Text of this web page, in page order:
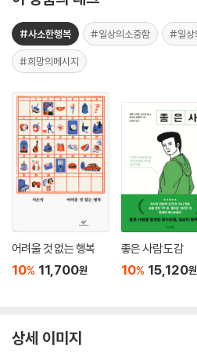
#사소한행복 #일상의소중함 #일상
#희망의메시지
어려울 것 없는 행복
10% 11,700원
좋은 사람 도감
10% 15,120원
상세 이미지